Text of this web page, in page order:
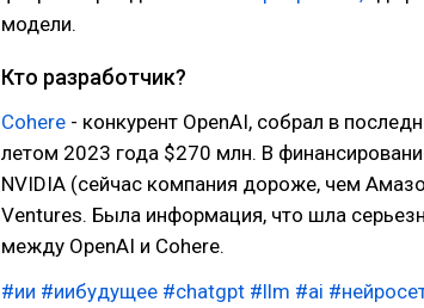
модели.
Кто разработчик?
Cohere - конкурент OpenAI, собрал в
летом 2023 года $270 млн. В
NVIDIA (сейчас компания дороже, чем
Ventures. Была информация, что шла
между OpenAI и Cohere.
#ии #иибудущее #chatgpt #llm #ai